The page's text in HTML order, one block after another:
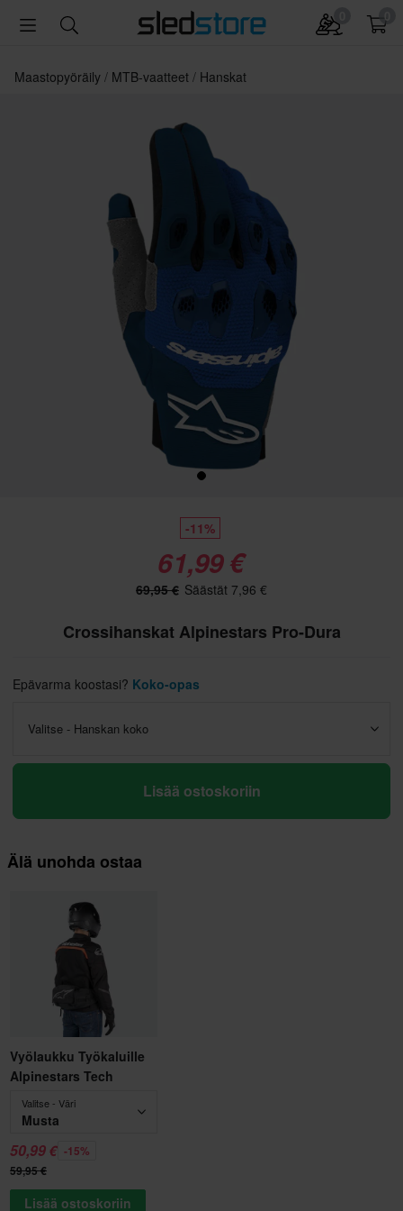
Maastopyöräily MTB-vaatteet Hanskat
-11%
61,99 €
69,95 € Säästät 7,96 €
Crossihanskat Alpinestars Pro-Dura
Epävarma koostasi? Koko-opas
Valitse - Hanskan koko
Lisää ostoskoriin
Älä unohda ostaa
Vyölaukku Työkaluille
Alpinestars Tech
Valitse - Väri
Musta
50,99 € -15%
59,95 €
Lisää ostoskoriin